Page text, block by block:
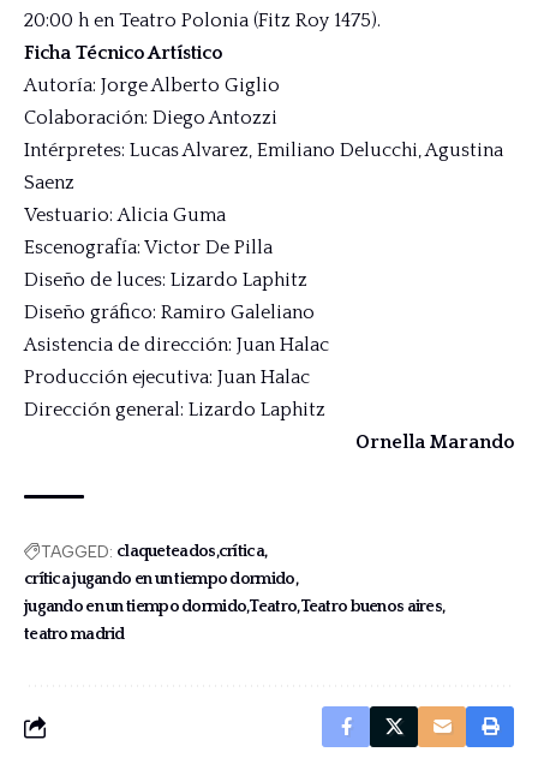
20:00 h en Teatro Polonia (Fitz Roy 1475).
Ficha Técnico Artístico
Autoría: Jorge Alberto Giglio
Colaboración: Diego Antozzi
Intérpretes: Lucas Alvarez, Emiliano Delucchi, Agustina
Saenz
Vestuario: Alicia Guma
Escenografía: Victor De Pilla
Diseño de luces: Lizardo Laphitz
Diseño gráfico: Ramiro Galeliano
Asistencia de dirección: Juan Halac
Producción ejecutiva: Juan Halac
Dirección general: Lizardo Laphitz
Ornella Marando
TAGGED: claqueteadoscrítica
crítica jugando en un tiempo dormido
jugando en un tiempo dormidoTeatroTeatro buenos aires
teatro madrid